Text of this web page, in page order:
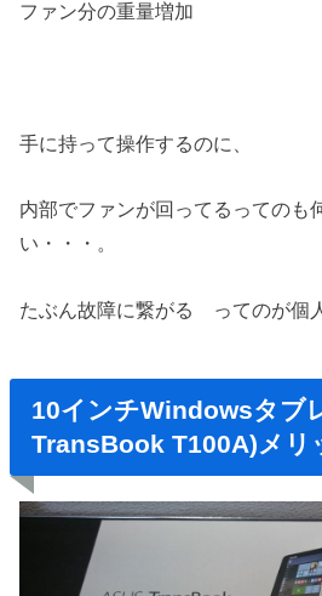
ファン分の重量増加
手に持って操作するのに、
内部でファンが回ってるってのも
い・・・。
たぶん故障に繋がる ってのが個
10インチWindowsタブ
TransBook T100A)メリ